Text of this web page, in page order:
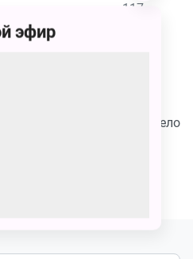
117
очень жарко. Они весело
эфир